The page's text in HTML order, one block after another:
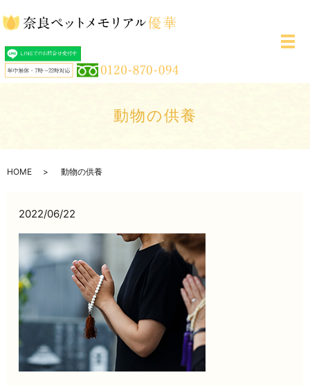
メ
動物の供養
HOME 動物の供養
2022/06/22